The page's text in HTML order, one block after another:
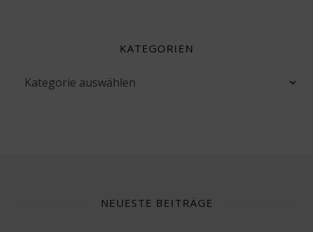
KATEGORIEN
NEUESTE BEITRÄGE